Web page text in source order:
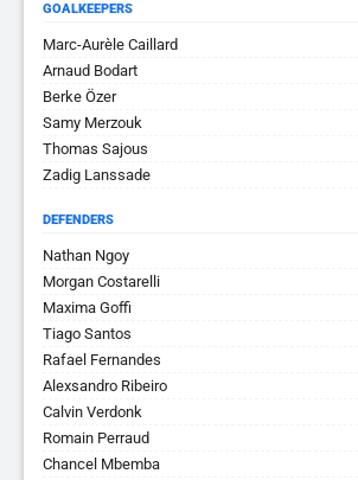
GOALKEEPERS
Marc-Aurèle Caillard
Arnaud Bodart
Berke Özer
Samy Merzouk
Thomas Sajous
Zadig Lanssade
DEFENDERS
Nathan Ngoy
Morgan Costarelli
Maxima Goffi
Tiago Santos
Rafael Fernandes
Alexsandro Ribeiro
Calvin Verdonk
Romain Perraud
Chancel Mbemba